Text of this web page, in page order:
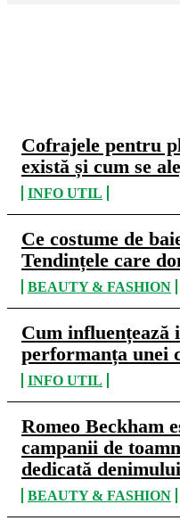
Cofrajele pentru
există și cum se
INFO UTIL
Ce costume de
Tendințele care
BEAUTY & FASHION
Cum influențează
performanța unei
INFO UTIL
Romeo Beckham
campanii de
dedicată denimului
BEAUTY & FASHION